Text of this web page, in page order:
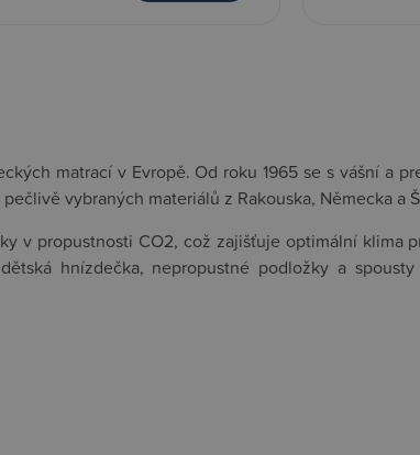
matrací v Evropě. Od roku 1965 se s vášní a
vybraných materiálů z Rakouska, Německa a
v propustnosti CO2, což zajišťuje optimální klima
hnízdečka, nepropustné podložky a